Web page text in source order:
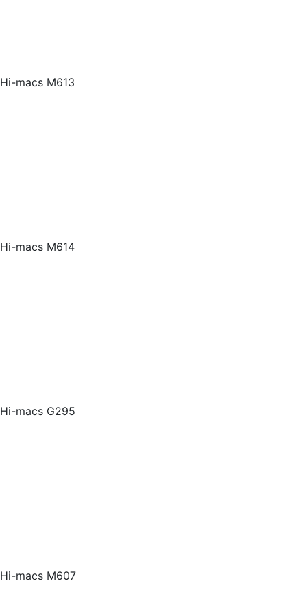
Hi-macs M613
Hi-macs M614
Hi-macs G295
Hi-macs M607